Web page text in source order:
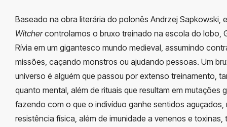
Baseado na obra literária do polonês Andrzej Sapkowski,
Witchercontrolamos o bruxo treinado na escola do lobo,
Rívia em um gigantesco mundo medieval, assumindo
missões, caçando monstros ou ajudando pessoas. Um
universo é alguém que passou por extenso treinamento,
quanto mental, além de rituais que resultam em mutações
fazendo com o que o indivíduo ganhe sentidos aguçados,
resistência física, além de imunidade a venenos e toxinas,